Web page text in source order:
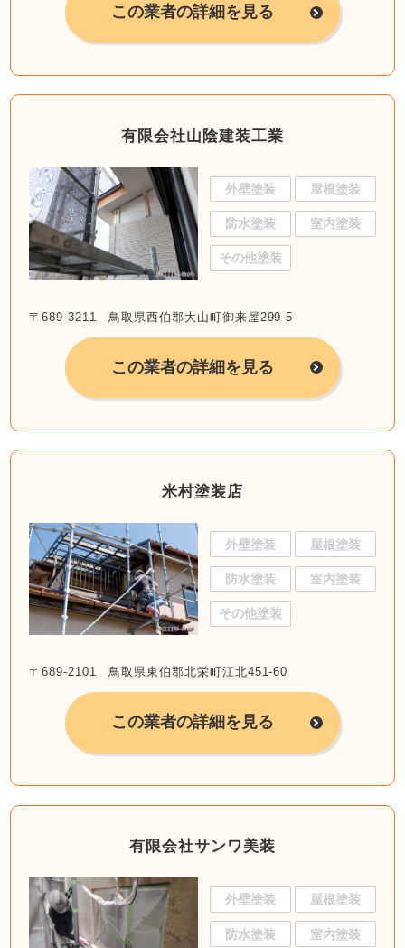
この業者の詳細を見る
有限会社山陰建装工業
外壁塗装 屋根塗装
防水塗装 室内塗装
その他塗装
〒689-3211 鳥取県西伯郡大山町御来屋299-5
この業者の詳細を見る
米村塗装店
外壁塗装 屋根塗装
防水塗装 室内塗装
その他塗装
〒689-2101 鳥取県東伯郡北栄町江北451-60
この業者の詳細を見る
有限会社サンワ美装
外壁塗装 屋根塗装
防水塗装 室内塗装